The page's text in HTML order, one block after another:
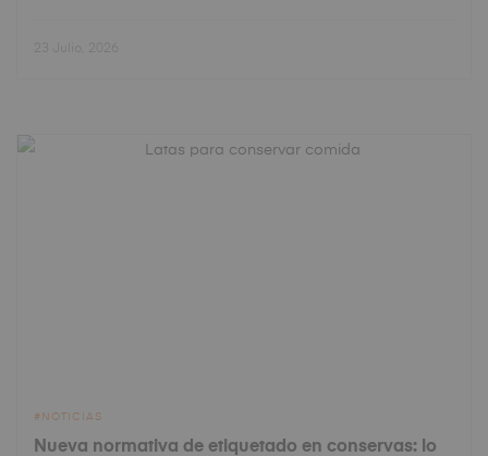
NOTICIAS
Nueva normativa de etiquetado en conservas: lo